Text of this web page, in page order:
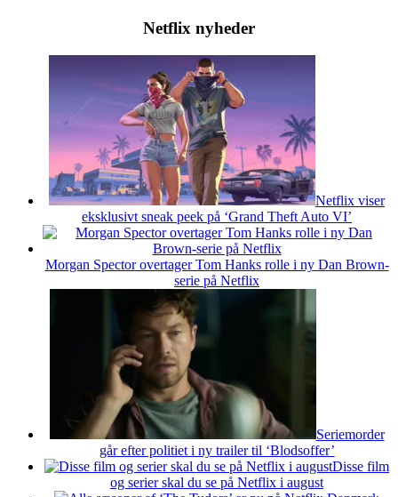
Netflix nyheder
Netflix viser
eksklusivt sneak peek på ‘Grand Theft Auto VI’
Morgan Spector overtager Tom Hanks rolle i ny Dan Brown-
serie på Netflix
Seriemorder
går efter politiet i ny trailer til ‘Blodsoffer’
Disse film
og serier skal du se på Netflix i august